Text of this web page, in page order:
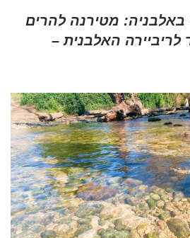
באלבניה: מטירנה להרים
לריביירה האלבנית –